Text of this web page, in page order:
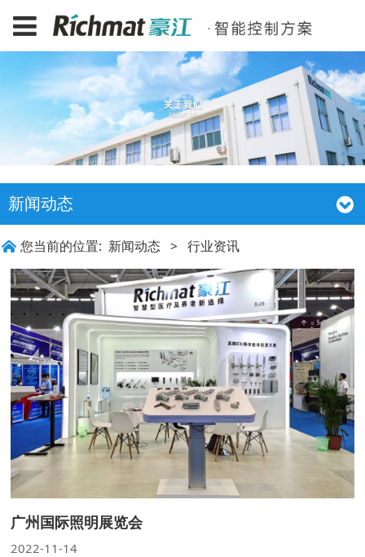
新闻动态
您当前的位置: 新闻动态 > 行业资讯
广州国际照明展览会
2022-11-14